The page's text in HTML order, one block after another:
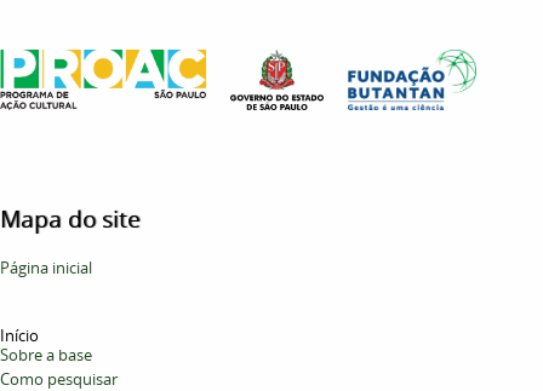
Mapa do site
Página inicial
Início
Sobre a base
Como pesquisar